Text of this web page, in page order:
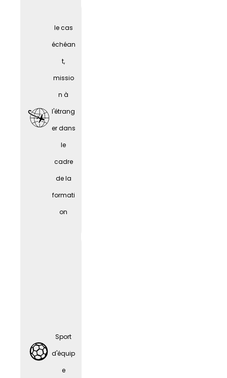
âgées
Fêtes
d'entre
prise
le cas
échéan
t,
missio
n à
l'étrang
er dans
le
cadre
de la
formati
on
Sport
d'équip
e